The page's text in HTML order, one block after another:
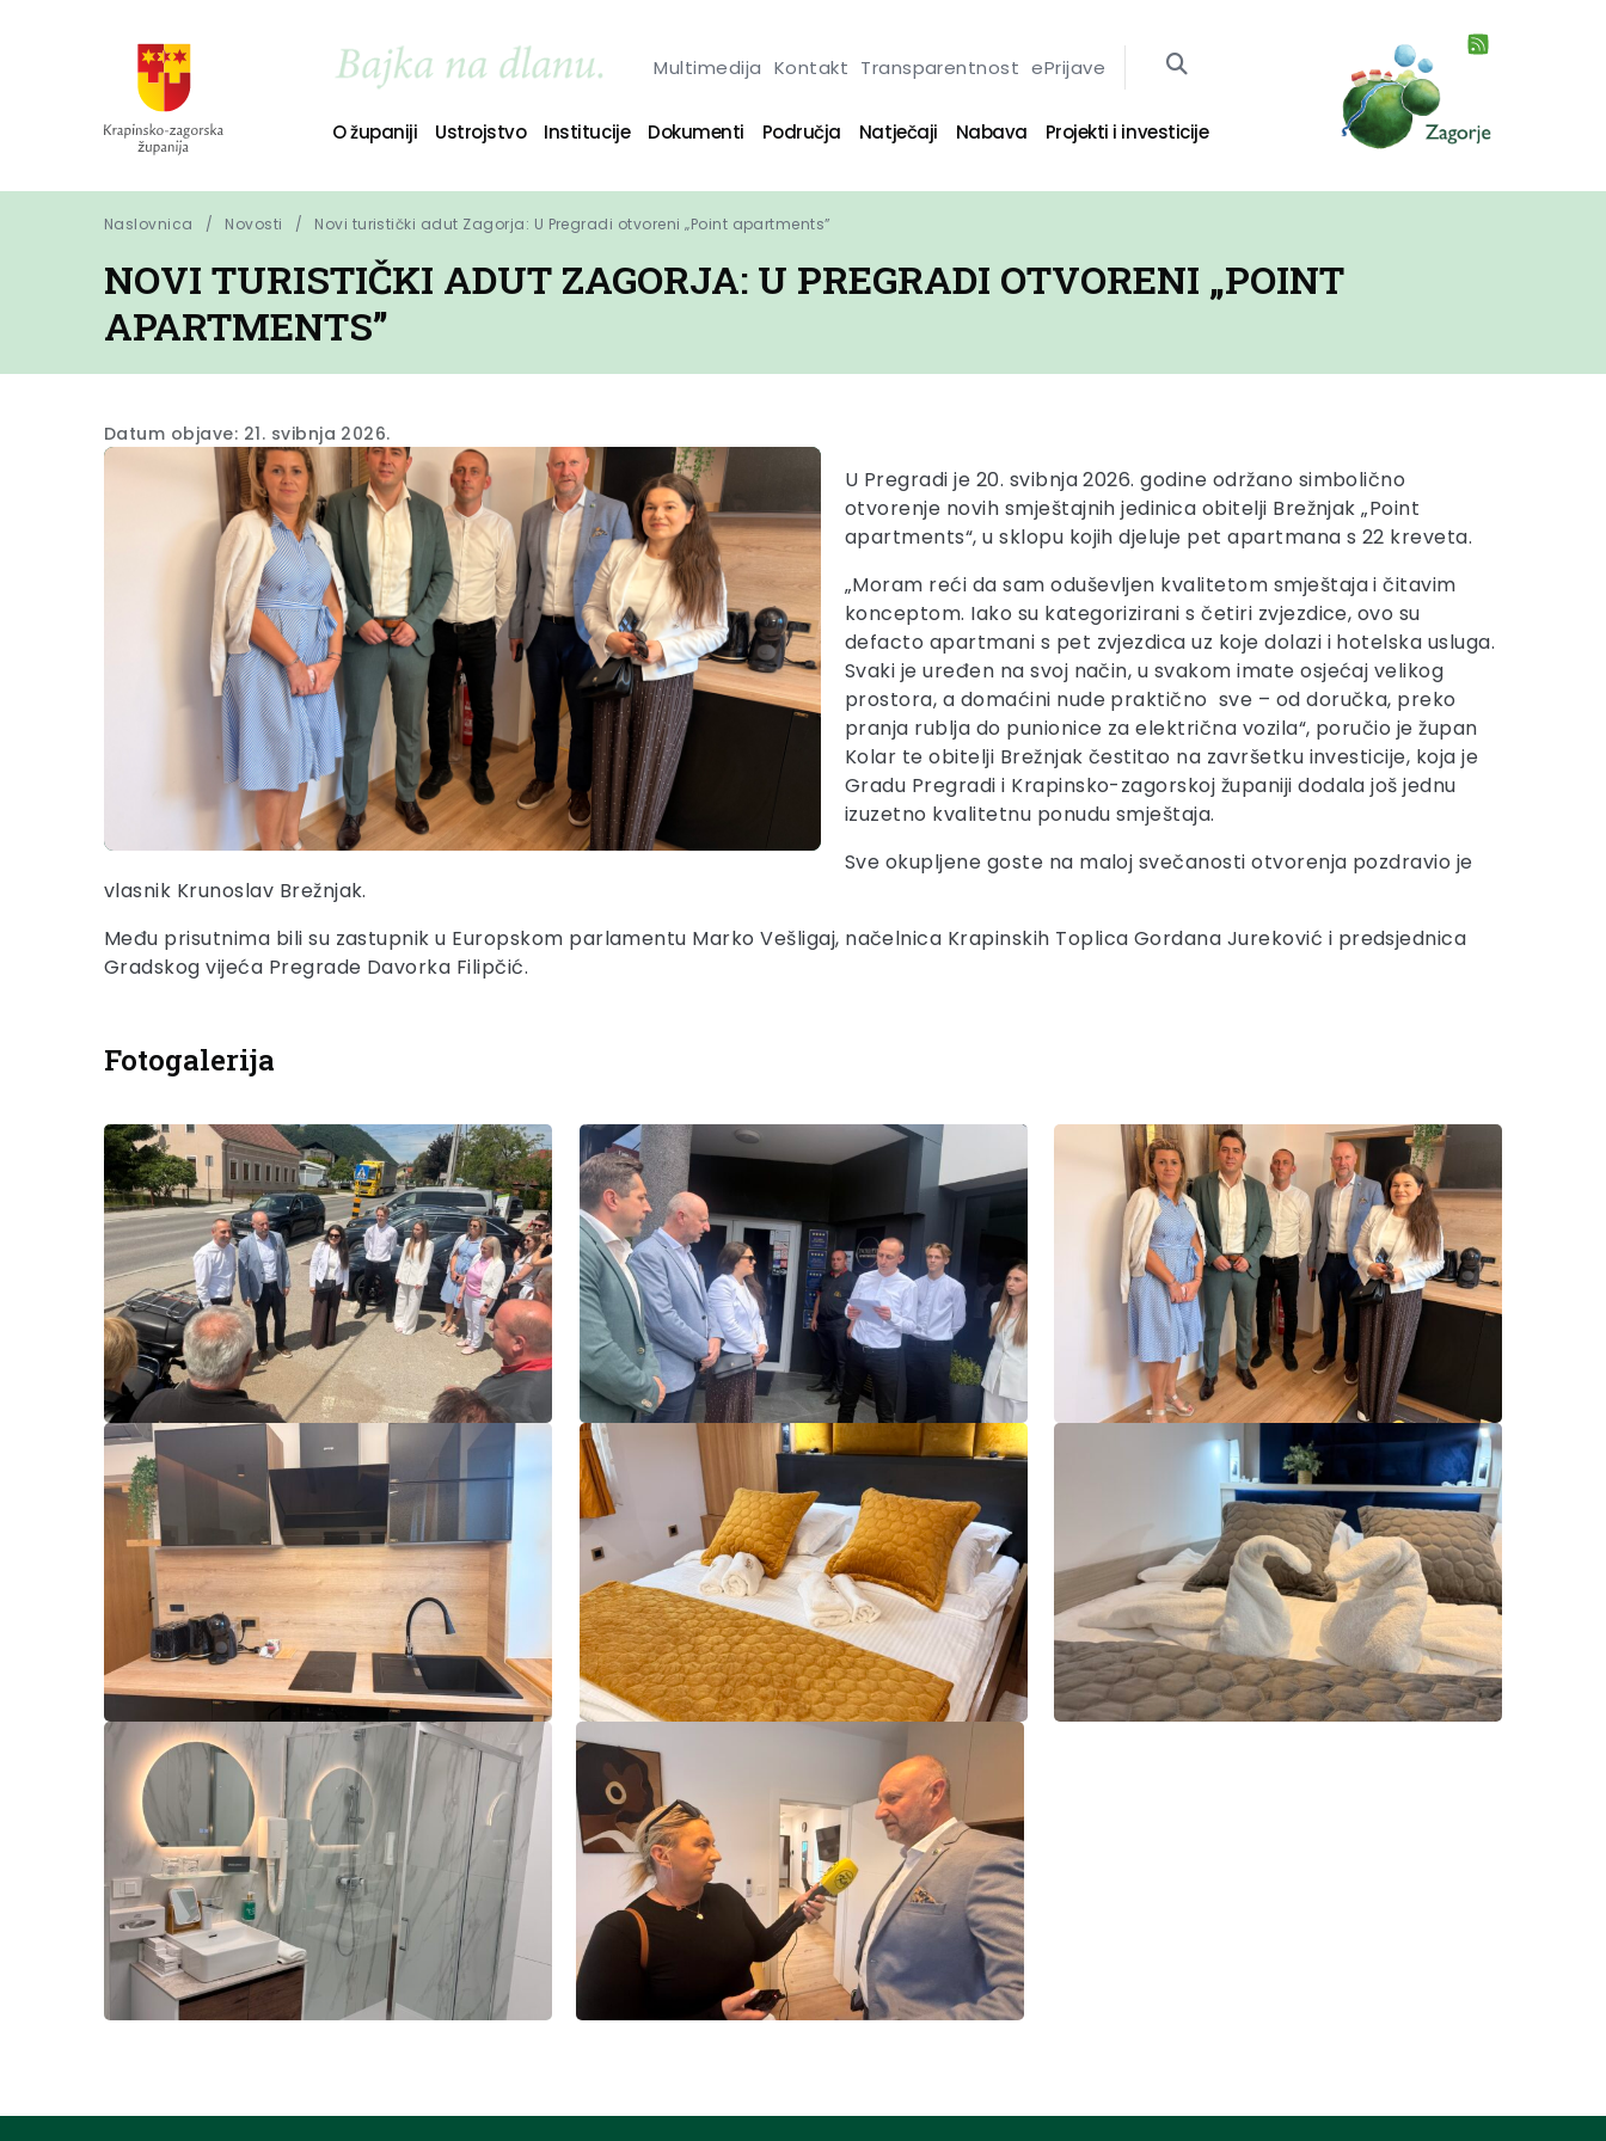
Multimedija Kontakt Transparentnost ePrijave
O županiji Ustrojstvo Institucije Dokumenti Područja Natječaji Nabava Projekti i investicije
Naslovnica Novosti Novi turistički adut Zagorja: U Pregradi otvoreni „Point apartments”
NOVI TURISTIČKI ADUT ZAGORJA: U PREGRADI OTVORENI „POINT
APARTMENTS”
Datum objave: 21. svibnja 2026.
U Pregradi je 20. svibnja 2026. godine održano simbolično
otvorenje novih smještajnih jedinica obitelji Brežnjak „Point
apartments“, u sklopu kojih djeluje pet apartmana s 22 kreveta.
„Moram reći da sam oduševljen kvalitetom smještaja i čitavim
konceptom. Iako su kategorizirani s četiri zvjezdice, ovo su
defacto apartmani s pet zvjezdica uz koje dolazi i hotelska usluga.
Svaki je uređen na svoj način, u svakom imate osjećaj velikog
prostora, a domaćini nude praktično sve – od doručka, preko
pranja rublja do punionice za električna vozila“, poručio je župan
Kolar te obitelji Brežnjak čestitao na završetku investicije, koja je
Gradu Pregradi i Krapinsko-zagorskoj županiji dodala još jednu
izuzetno kvalitetnu ponudu smještaja.
Sve okupljene goste na maloj svečanosti otvorenja pozdravio je
vlasnik Krunoslav Brežnjak.
Među prisutnima bili su zastupnik u Europskom parlamentu Marko Vešligaj, načelnica Krapinskih Toplica Gordana Jureković i predsjednica
Gradskog vijeća Pregrade Davorka Filipčić.
Fotogalerija